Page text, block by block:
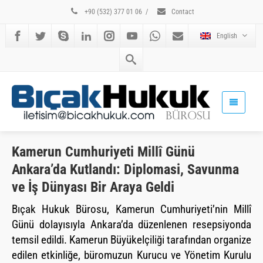
+90 (532) 377 01 06 / Contact
English
Kamerun Cumhuriyeti Millî Günü
Ankara’da Kutlandı: Diplomasi, Savunma
ve İş Dünyası Bir Araya Geldi
Bıçak Hukuk Bürosu, Kamerun Cumhuriyeti’nin Millî
Günü dolayısıyla Ankara’da düzenlenen resepsiyonda
temsil edildi. Kamerun Büyükelçiliği tarafından organize
edilen etkinliğe, büromuzun Kurucu ve Yönetim Kurulu